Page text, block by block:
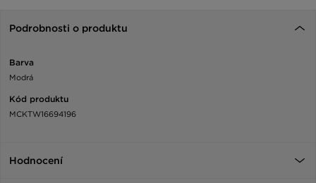
Podrobnosti o produktu
Barva
Modrá
Kód produktu
MCKTW16694196
Hodnocení